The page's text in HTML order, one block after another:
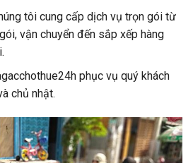
tôi cung cấp dịch vụ trọn gói từ
vận chuyển đến sắp xếp hàng
phục vụ quý khách
chủ nhật.